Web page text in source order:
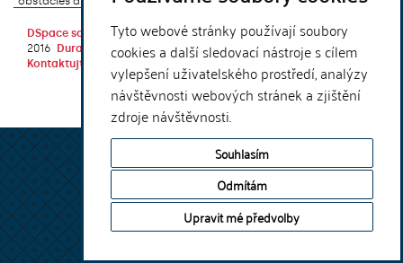
Tyto webové stránky používají soubory
cookies a další sledovací nástroje s cílem
vylepšení uživatelského prostředí, analýzy
návštěvnosti webových stránek a zjištění
zdroje návštěvnosti.
Souhlasím
Odmítám
Upravit mé předvolby
DSpace softwarecopyright © 2002-
2016
DuraSpace
Kontaktujte nás
Theme by